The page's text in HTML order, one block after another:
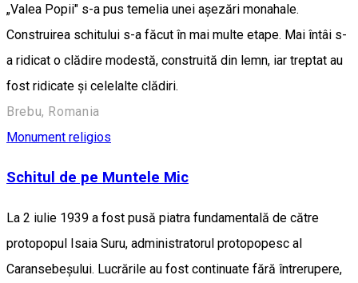
„Valea Popii" s-a pus temelia unei aşezări monahale.
Construirea schitului s-a făcut în mai multe etape. Mai întâi s-
a ridicat o clădire modestă, construită din lemn, iar treptat au
fost ridicate și celelalte clădiri.
Brebu, Romania
Monument religios
Schitul de pe Muntele Mic
La 2 iulie 1939 a fost pusă piatra fundamentală de către
protopopul Isaia Suru, administratorul protopopesc al
Caransebeşului. Lucrările au fost continuate fără întrerupere,